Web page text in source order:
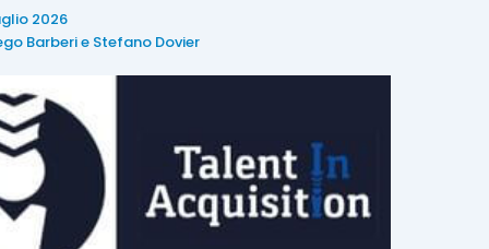
2026
Barberie Stefano Dovier